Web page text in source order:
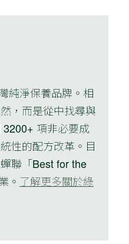
純淨保養品牌。相
，而是從中找尋與
項非必要成
性的配方改革。目
聯「Best for the
。 了解更多關於綠